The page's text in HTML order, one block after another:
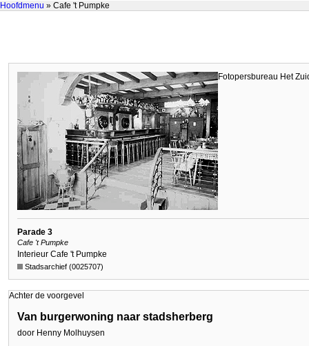
Hoofdmenu » Cafe 't Pumpke
Fotopersbureau Het
Parade 3
Cafe 't Pumpke
Interieur Cafe 't Pumpke
Stadsarchief (0025707)
Achter de voorgevel
Van burgerwoning naar stadsherberg
door Henny Molhuysen